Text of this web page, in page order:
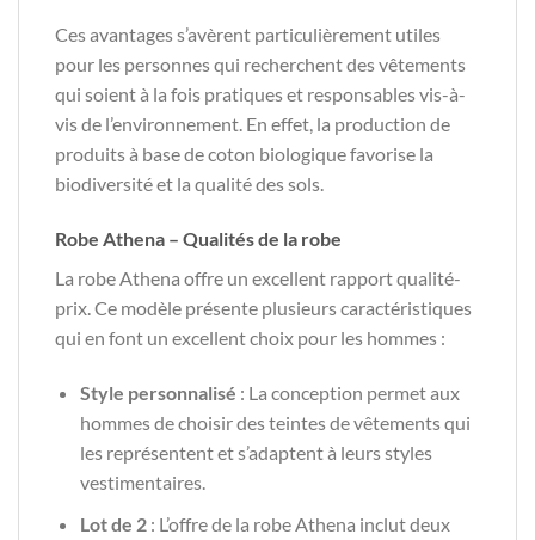
Ces avantages s’avèrent particulièrement utiles
pour les personnes qui recherchent des vêtements
qui soient à la fois pratiques et responsables vis-à-
vis de l’environnement. En effet, la production de
produits à base de coton biologique favorise la
biodiversité et la qualité des sols.
Robe Athena – Qualités de la robe
La robe Athena offre un excellent rapport qualité-
prix. Ce modèle présente plusieurs caractéristiques
qui en font un excellent choix pour les hommes :
Style personnalisé : La conception permet aux
hommes de choisir des teintes de vêtements qui
les représentent et s’adaptent à leurs styles
vestimentaires.
Lot de 2: L’offre de la robe Athena inclut deux